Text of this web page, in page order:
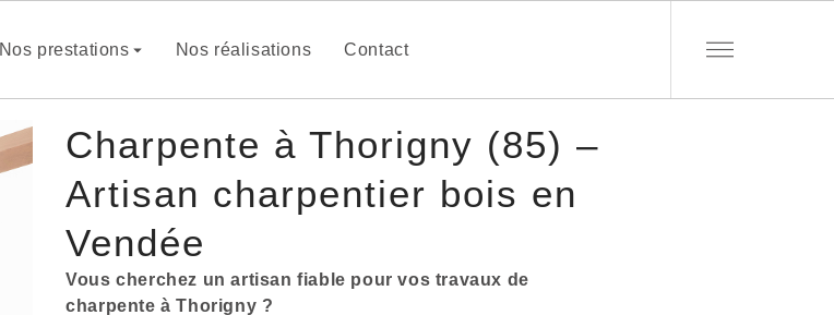
Nos prestations Nos réalisations Contact
Charpente à Thorigny (85) –
Artisan charpentier bois en
Vendée
Vous cherchez un artisan fiable pour vos travaux de
charpente à Thorigny ?